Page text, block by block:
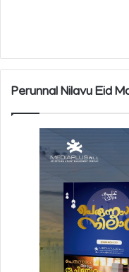
Perunnal Nilavu Eid